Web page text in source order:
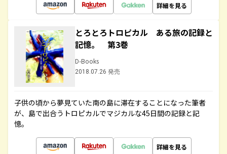
詳細を見る
とろとろトロピカル ある旅の記録と
記憶。 第3巻
D-Books
2018.07.26 発売
子供の頃から夢見ていた南の島に滞在することになった筆者
が、島で出合うトロピカルでマジカルな45日間の記録と記
憶。
詳細を見る